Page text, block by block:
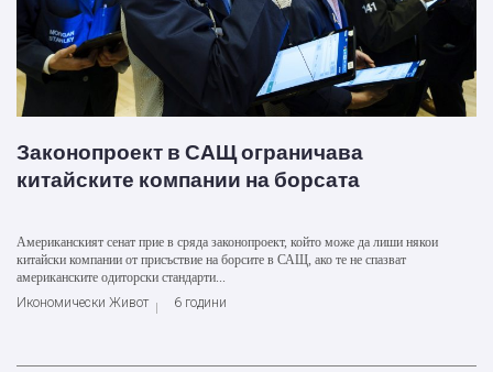
Законопроект в САЩ ограничава
китайските компании на борсата
Американският сенат прие в сряда законопроект, който може да лиши някои
китайски компании от присъствие на борсите в САЩ, ако те не спазват
американските одиторски стандарти...
Икономически Живот
6 години